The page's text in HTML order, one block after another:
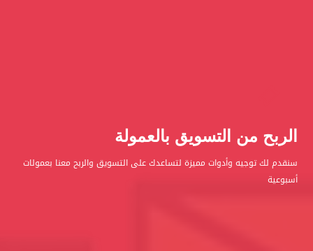
الربح من التسويق بالعمولة
سنقدم لك توجيه وأدوات مميزة لتساعدك على التسويق والربح معنا بعمولات
أسبوعية